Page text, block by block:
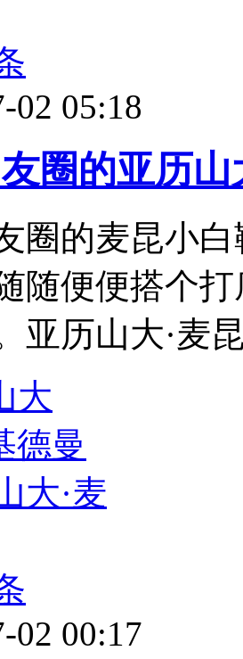
02 05:18
圈的亚历山
圈的麦昆小
随便便搭个
亚历山大·麦
大
02 00:17